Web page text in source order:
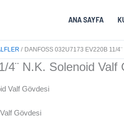
ANA SAYFA
DANFOSS 032U7173 EV220B 11/
4¨ N.K. Solenoid Valf
Gövdesi